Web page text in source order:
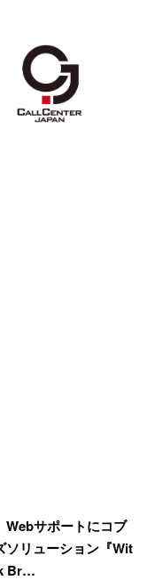
Webサポートにコブ
ソリューション『Wit
Br…